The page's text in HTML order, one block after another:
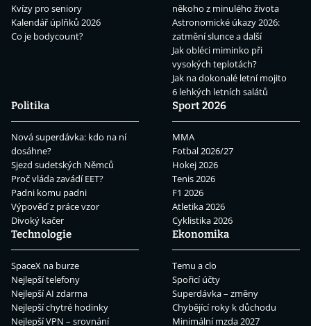
Kvízy pro seniory
Kalendář úplňků 2026
Co je bodycount?
někoho z minulého života
Astronomické úkazy 2026:
zatmění slunce a další
Jak obléci miminko při
vysokých teplotách?
Jak na dokonalé letní mojito
6 lehkých letních salátů
Politika
Nová superdávka: kdo na ní
dosáhne?
Sjezd sudetských Němců
Proč vláda zavádí EET?
Padni komu padni
Výpověď z práce vzor
Divoký kačer
Sport 2026
MMA
Fotbal 2026/27
Hokej 2026
Tenis 2026
F1 2026
Atletika 2026
Cyklistika 2026
Technologie
SpaceX na burze
Nejlepší telefony
Nejlepší AI zdarma
Nejlepší chytré hodinky
Nejlepší VPN – srovnání
Ekonomika
Temu a clo
Spořicí účty
Superdávka – změny
Chybějící roky k důchodu
Minimální mzda 2027